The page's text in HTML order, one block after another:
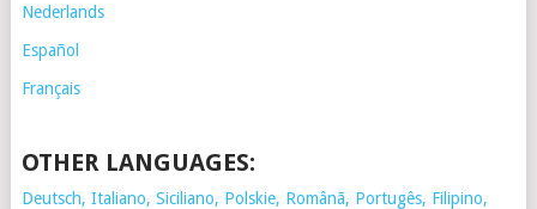
Nederlands
Español
Français
OTHER LANGUAGES:
Deutsch, Italiano, Siciliano, Polskie, Românã, Portugês, Filipino,